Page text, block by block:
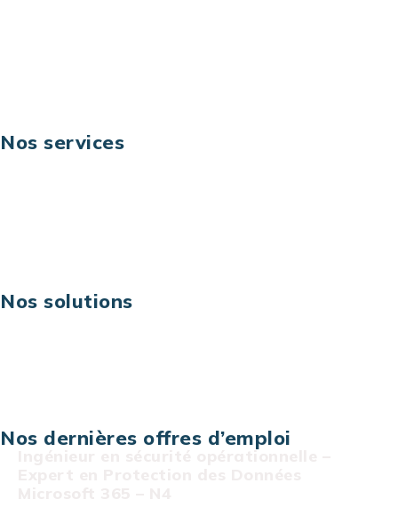
Nos services
Nos solutions
Nos dernières offres d’emploi
Ingénieur en sécurité opérationnelle –